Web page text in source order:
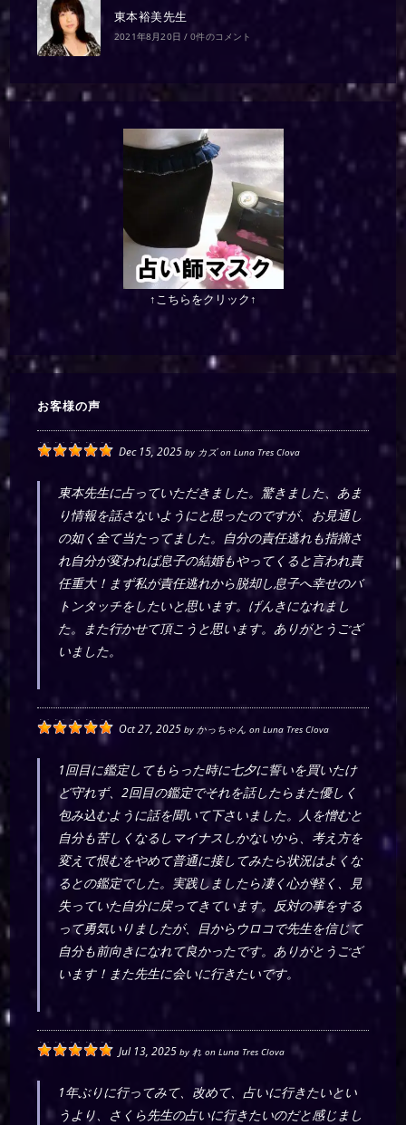
東本裕美先生
2021年8月20日 / 0件のコメント
↑こちらをクリック↑
お客様の声
Dec 15, 2025 by カズonLuna Tres Clova
東本先生に占っていただきました。驚きました、あま
り情報を話さないようにと思ったのですが、お見通し
の如く全て当たってました。自分の責任逃れも指摘さ
れ自分が変われば息子の結婚もやってくると言われ責
任重大！まず私が責任逃れから脱却し息子へ幸せのバ
トンタッチをしたいと思います。げんきになれまし
た。また行かせて頂こうと思います。ありがとうござ
いました。
Oct 27, 2025 by かっちゃん onLuna Tres Clova
1回目に鑑定してもらった時に七夕に誓いを買いたけ
ど守れず、2回目の鑑定でそれを話したらまた優しく
包み込むように話を聞いて下さいました。人を憎むと
自分も苦しくなるしマイナスしかないから、考え方を
変えて恨むをやめて普通に接してみたら状況はよくな
るとの鑑定でした。実践しましたら凄く心が軽く、見
失っていた自分に戻ってきています。反対の事をする
って勇気いりましたが、目からウロコで先生を信じて
自分も前向きになれて良かったです。ありがとうござ
います！また先生に会いに行きたいです。
Jul 13, 2025 byれ onLuna Tres Clova
1年ぶりに行ってみて、改めて、占いに行きたいとい
うより、さくら先生の占いに行きたいのだと感じまし